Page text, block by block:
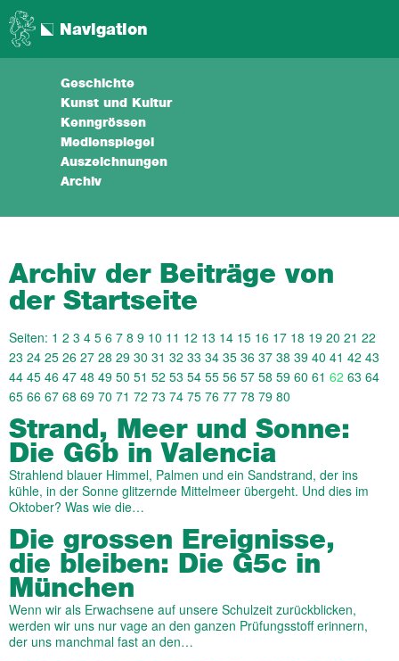
Navigation
Geschichte
Kunst und Kultur
Kenngrössen
Medienspiegel
Auszeichnungen
Archiv
Archiv der Beiträge von
der Startseite
Seiten: 1 2 3 4 5 6 7 8 9 10 11 12 13 14 15 16 17 18 19 20 21 22
23 24 25 26 27 28 29 30 31 32 33 34 35 36 37 38 39 40 41 42 43
44 45 46 47 48 49 50 51 52 53 54 55 56 57 58 59 60 61 62 63 64
65 66 67 68 69 70 71 72 73 74 75 76 77 78 79 80
Strand, Meer und Sonne:
Die G6b in Valencia
Strahlend blauer Himmel, Palmen und ein Sandstrand, der ins
kühle, in der Sonne glitzernde Mittelmeer übergeht. Und dies im
Oktober? Was wie die…
Die grossen Ereignisse,
die bleiben: Die G5c in
München
Wenn wir als Erwachsene auf unsere Schulzeit zurückblicken,
werden wir uns nur vage an den ganzen Prüfungsstoff erinnern,
der uns manchmal fast an den…